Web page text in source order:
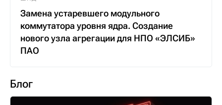
Замена устаревшего модульного
коммутатора уровня ядра. Создание
нового узла агрегации для НПО «ЭЛСИБ»
ПАО
Блог